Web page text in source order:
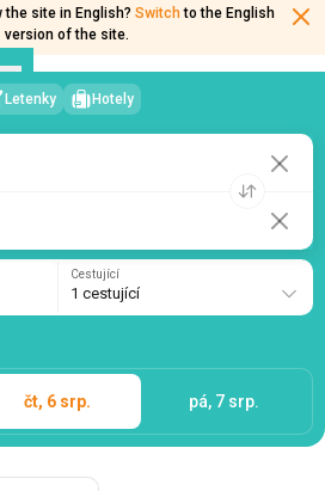
the site in English? Switch to the English
version of the site.
Letenky Hotely
Cestující
1 cestující
čt, 6 srp. pá, 7 srp.